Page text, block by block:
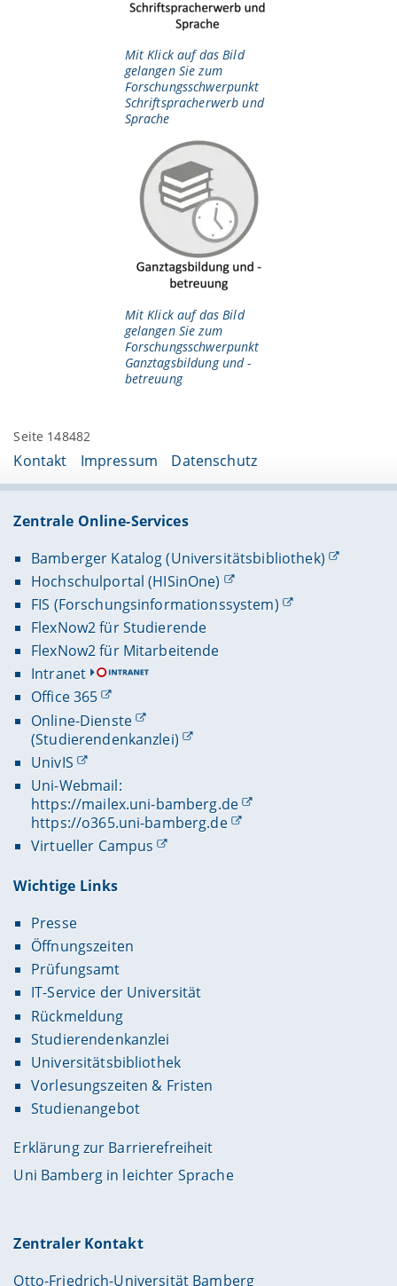
Mit Klick auf das Bild
gelangen Sie zum
Forschungsschwerpunkt
Schriftspracherwerb und
Sprache
Mit Klick auf das Bild
gelangen Sie zum
Forschungsschwerpunkt
Ganztagsbildung und -
betreuung
Seite 148482
Kontakt Impressum Datenschutz
Zentrale Online-Services
Bamberger Katalog (Universitätsbibliothek)
Hochschulportal (HISinOne)
FIS (Forschungsinformationssystem)
FlexNow2 für Studierende
FlexNow2 für Mitarbeitende
Intranet
Office 365
Online-Dienste
(Studierendenkanzlei)
UnivIS
Uni-Webmail:
https://mailex.uni-bamberg.de
https://o365.uni-bamberg.de
Virtueller Campus
Wichtige Links
Presse
Öffnungszeiten
Prüfungsamt
IT-Service der Universität
Rückmeldung
Studierendenkanzlei
Universitätsbibliothek
Vorlesungszeiten & Fristen
Studienangebot
Erklärung zur Barrierefreiheit
Uni Bamberg in leichter Sprache
Zentraler Kontakt
Otto-Friedrich-Universität Bamberg